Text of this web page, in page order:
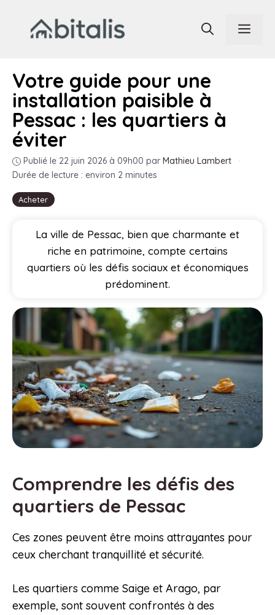
contenu
Acheter
Votre guide pour une
installation paisible à
Pessac : les quartiers à
éviter
Publié le 22 juin 2026 à 09h00 par Mathieu Lambert
·
Durée de lecture : environ 2 minutes
La ville de Pessac, bien que charmante et
riche en patrimoine, compte certains
quartiers où les défis sociaux et économiques
prédominent.
Comprendre les défis des
quartiers de Pessac
Ces zones peuvent être moins attrayantes pour
ceux cherchant tranquillité et sécurité.
Les quartiers comme Saige et Arago, par
exemple, sont souvent confrontés à des